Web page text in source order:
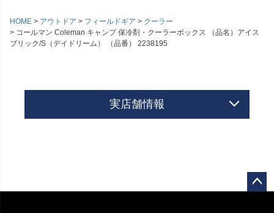
HOME アウトドア フィールドギア
クーラー
コールマン Coleman キャンプ 保冷剤・クーラーボックス （品名）アイス
ブリック/S（デイドリーム） （品番） 2238195
実店舗情報